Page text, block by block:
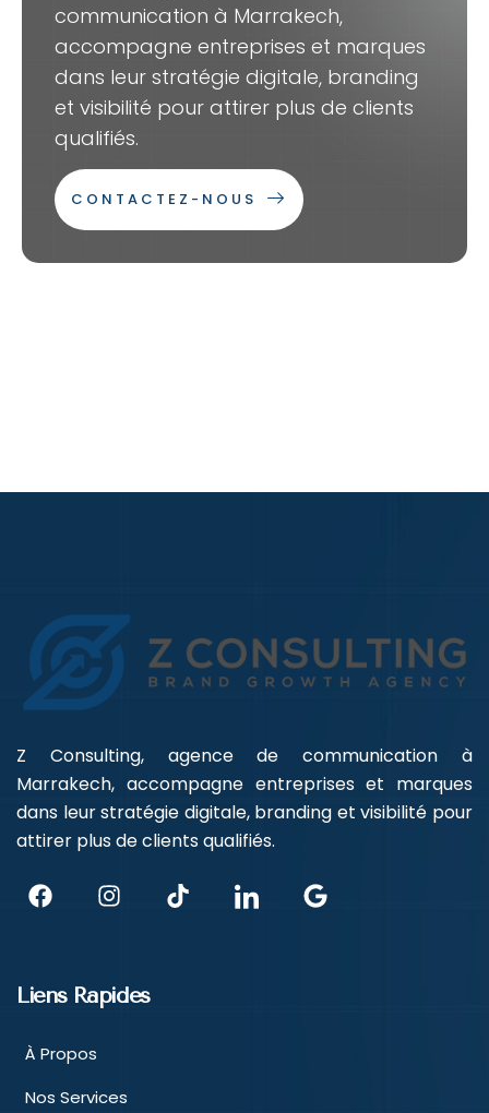
communication à Marrakech,
accompagne entreprises et marques
dans leur stratégie digitale, branding
et visibilité pour attirer plus de clients
qualifiés.
CONTACTEZ-NOUS
Z Consulting, agence de communication à
Marrakech, accompagne entreprises et marques
dans leur stratégie digitale, branding et visibilité pour
attirer plus de clients qualifiés.
Liens Rapides
À Propos
Nos Services